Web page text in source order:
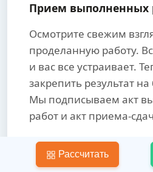
Прием выполненных
Осмотрите свежим
проделанную работу.
и вас все устраивает.
закрепить результат
Мы подписываем акт
работ и акт приема-
Только после
производится
Рассчитать